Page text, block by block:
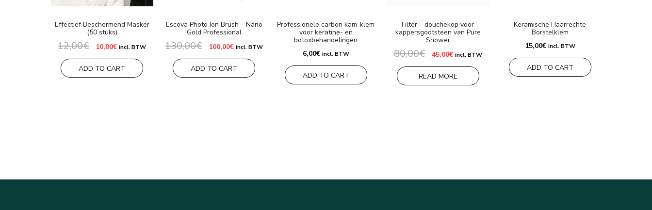
Effectief Beschermend Masker
(50 stuks)
12,00€ Oorspronkelijke
prijs
was:
12,00€.
10,00€Huidige
is:
10,00€.
incl. BTW
ADD TO CART
Escova Photo Ion Brush – Nano
Gold Professional
130,00€ Oorspronkelijke
prijs
was:
130,00€.
100,00€Huidige
is:
100,00€.
incl. BTW
ADD TO CART
Professionele carbon kam-klem
voor keratine- en
botoxbehandelingen
6,00€ incl. BTW
ADD TO CART
Filter – douchekop voor
kappersgootsteen van Pure
Shower
80,00€ Oorspronkelijke
prijs
was:
80,00€.
45,00€Huidige
is:
45,00€.
incl. BTW
READ MORE
Keramische Haarrechte
Borstelklem
15,00€ incl. BTW
ADD TO CART